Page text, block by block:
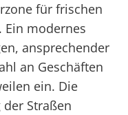
für frischen
Ein modernes
ansprechender
an Geschäften
ein. Die
Straßen